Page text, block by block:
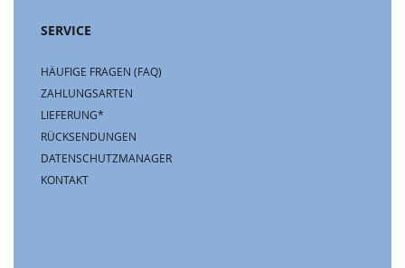
SERVICE
HÄUFIGE FRAGEN (FAQ)
ZAHLUNGSARTEN
LIEFERUNG*
RÜCKSENDUNGEN
DATENSCHUTZMANAGER
KONTAKT